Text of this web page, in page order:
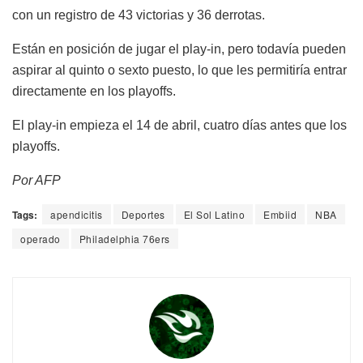
con un registro de 43 victorias y 36 derrotas.
Están en posición de jugar el play-in, pero todavía pueden
aspirar al quinto o sexto puesto, lo que les permitiría entrar
directamente en los playoffs.
El play-in empieza el 14 de abril, cuatro días antes que los
playoffs.
Por AFP
Tags: apendicitis Deportes El Sol Latino Embiid
NBA
operado
Philadelphia 76ers